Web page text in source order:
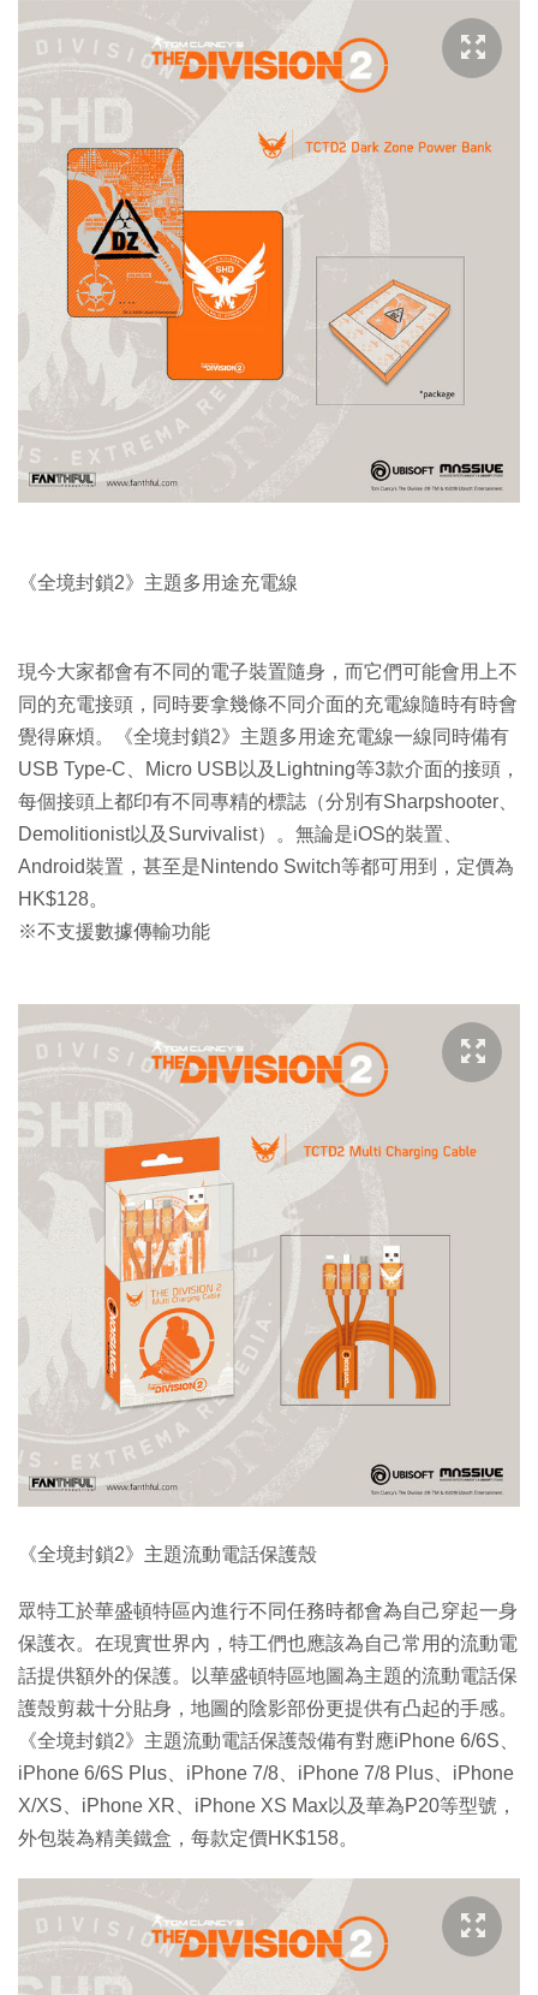
《全境封鎖2》主題多用途充電線
現今大家都會有不同的電子裝置隨身，而它們可能會用上不
同的充電接頭，同時要拿幾條不同介面的充電線隨時有時會
覺得麻煩。《全境封鎖2》主題多用途充電線一線同時備有
USB Type-C、Micro USB以及Lightning等3款介面的接頭，
每個接頭上都印有不同專精的標誌（分別有Sharpshooter、
Demolitionist以及Survivalist）。無論是iOS的裝置、
Android裝置，甚至是Nintendo Switch等都可用到，定價為
HK$128。
※不支援數據傳輸功能
《全境封鎖2》主題流動電話保護殼
眾特工於華盛頓特區內進行不同任務時都會為自己穿起一身
保護衣。在現實世界內，特工們也應該為自己常用的流動電
話提供額外的保護。以華盛頓特區地圖為主題的流動電話保
護殼剪裁十分貼身，地圖的陰影部份更提供有凸起的手感。
《全境封鎖2》主題流動電話保護殼備有對應iPhone 6/6S、
iPhone 6/6S Plus、iPhone 7/8、iPhone 7/8 Plus、iPhone
X/XS、iPhone XR、iPhone XS Max以及華為P20等型號，
外包裝為精美鐵盒，每款定價HK$158。